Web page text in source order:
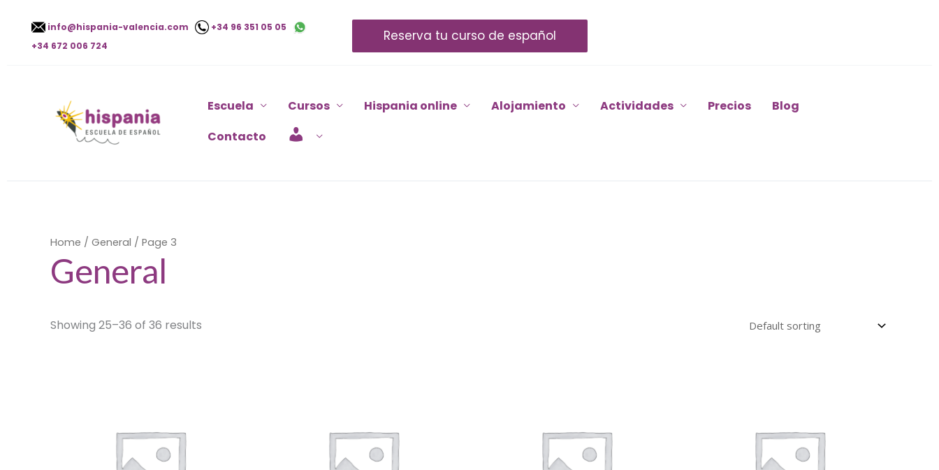
contenido
info@hispania-valencia.com
+34 96 351 05 05
+34 672 006 724
Reserva tu curso de español
Escuela Cursos Hispania online Alojamiento Actividades Precios
Blog
Contacto
Home / General / Page 3
General
Showing 25–36 of 36 results